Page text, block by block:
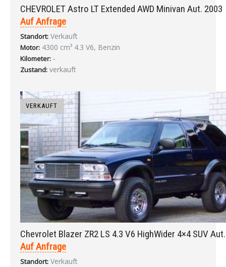
CHEVROLET Astro LT Extended AWD Minivan Aut. 2003
Auf Anfrage
Standort: Verkauft
Motor: 4300 cm³ 4.3 V6, Benzin
Kilometer: -
Zustand: verkauft
VERKAUFT
Chevrolet Blazer ZR2 LS 4.3 V6 HighWider 4×4 SUV
Auf Anfrage
Standort: Verkauft